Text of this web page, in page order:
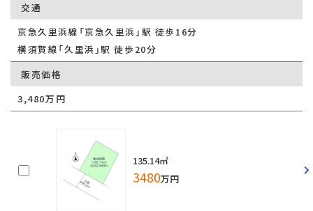
交通
京急久里浜線「京急久里浜」駅 徒歩16分
横須賀線「久里浜」駅 徒歩20分
販売価格
3,480万円
135.14㎡
3480万円